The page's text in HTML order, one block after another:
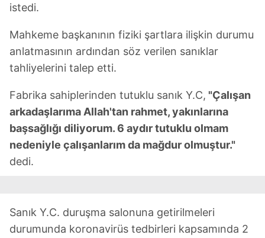
istedi.
Mahkeme başkanının fiziki şartlara ilişkin durumu
anlatmasının ardından söz verilen sanıklar
tahliyelerini talep etti.
Fabrika sahiplerinden tutuklu sanık Y.C, "Çalışan
arkadaşlarıma Allah'tan rahmet, yakınlarına
başsağlığı diliyorum. 6 aydır tutuklu olmam
nedeniyle çalışanlarım da mağdur olmuştur."
dedi.
Sanık Y.C. duruşma salonuna getirilmeleri
durumunda koronavirüs tedbirleri kapsamında 2